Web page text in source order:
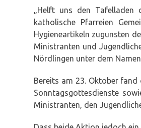
„Helft uns den Tafelladen
katholische Pfarreien
Hygieneartikeln zugunsten
Ministranten und
Nördlingen unter dem
Bereits am 23. Oktober
Sonntagsgottesdienste
Ministranten, den